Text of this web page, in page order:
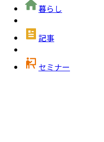
暮らし
記事
セミナー